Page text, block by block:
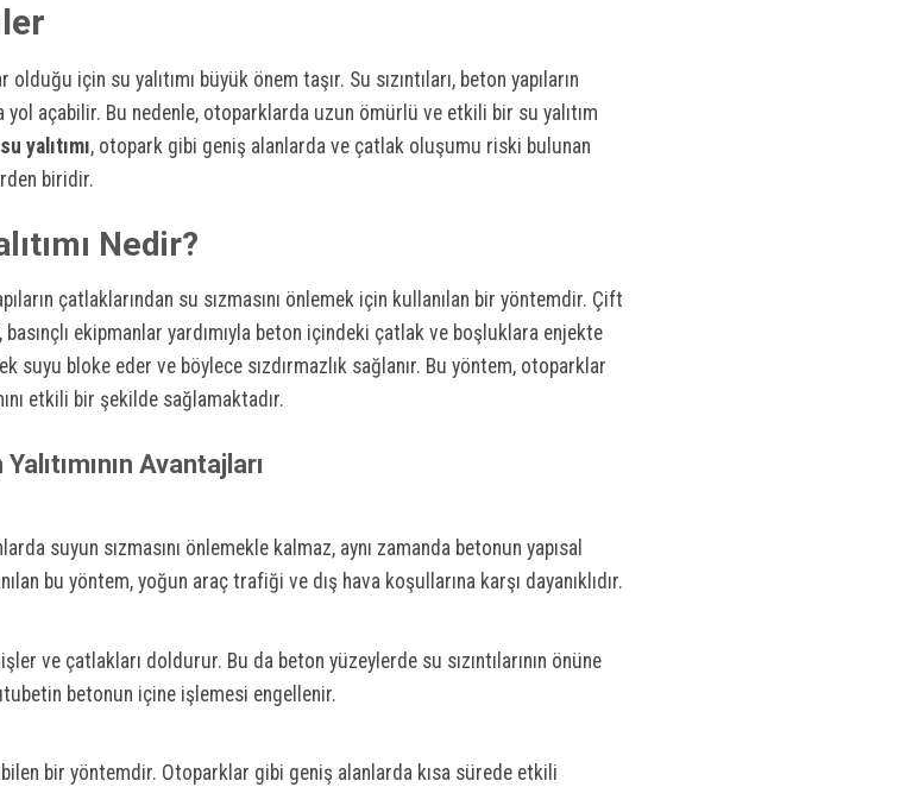
için su yalıtımı büyük önem taşır. Su sızıntıları, beton yapıların
yol açabilir. Bu nedenle, otoparklarda uzun ömürlü ve etkili bir su yalıtım
yalıtımı, otopark gibi geniş alanlarda ve çatlak oluşumu riski bulunan
biridir.
Nedir?
çatlaklarından su sızmasını önlemek için kullanılan bir yöntemdir. Çift
ekipmanlar yardımıyla beton içindeki çatlak ve boşluklara enjekte
bloke eder ve böylece sızdırmazlık sağlanır. Bu yöntem, otoparklar
etkili bir şekilde sağlamaktadır.
Avantajları
suyun sızmasını önlemekle kalmaz, aynı zamanda betonun yapısal
bu yöntem, yoğun araç trafiği ve dış hava koşullarına karşı dayanıklıdır.
ve çatlakları doldurur. Bu da beton yüzeylerde su sızıntılarının önüne
betonun içine işlemesi engellenir.
bir yöntemdir. Otoparklar gibi geniş alanlarda kısa sürede etkili